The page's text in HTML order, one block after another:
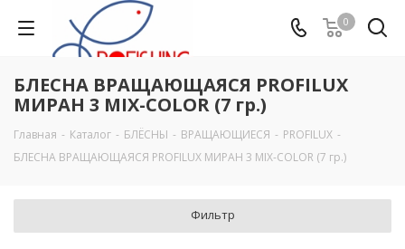
0
БЛЕСНА ВРАЩАЮЩАЯСЯ PROFILUX
МИРАН 3 MIX-COLOR (7 гр.)
Главная - Каталог - БЛЁСНЫ - ВРАЩАЮЩИЕСЯ - PROFILUX -
БЛЕСНА ВРАЩАЮЩАЯСЯ PROFILUX МИРАН 3 MIX-COLOR (7 гр.)
Фильтр